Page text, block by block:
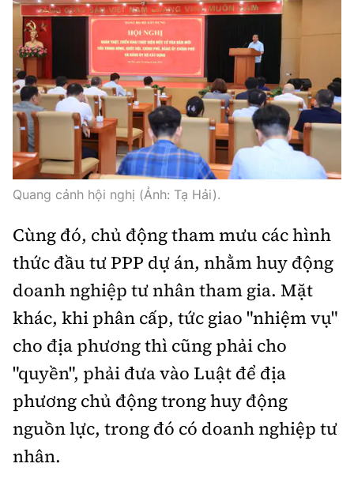
Quang cảnh hội nghị (Ảnh: Tạ Hải).
Cùng đó, chủ động tham mưu các hình
thức đầu tư PPP dự án, nhằm huy động
doanh nghiệp tư nhân tham gia. Mặt
khác, khi phân cấp, tức giao "nhiệm vụ"
cho địa phương thì cũng phải cho
"quyền", phải đưa vào Luật để địa
phương chủ động trong huy động
nguồn lực, trong đó có doanh nghiệp tư
nhân.